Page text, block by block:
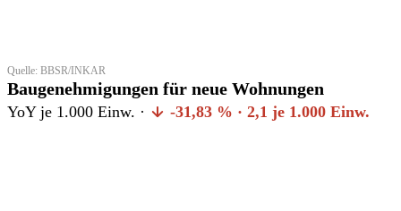
Quelle: BBSR/INKAR
Baugenehmigungen für neue Wohnungen
YoY je 1.000 Einw. · -31,83 % · 2,1 je 1.000 Einw.